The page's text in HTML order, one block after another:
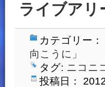
ライブアリ
カテゴリー：
向こうに」
タグ: ニコニ
投稿日：